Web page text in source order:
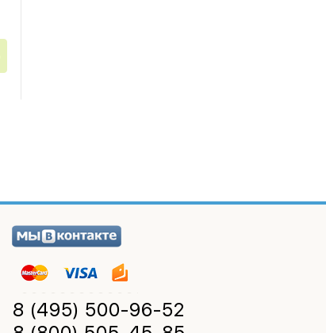
8 (495) 500-96-52